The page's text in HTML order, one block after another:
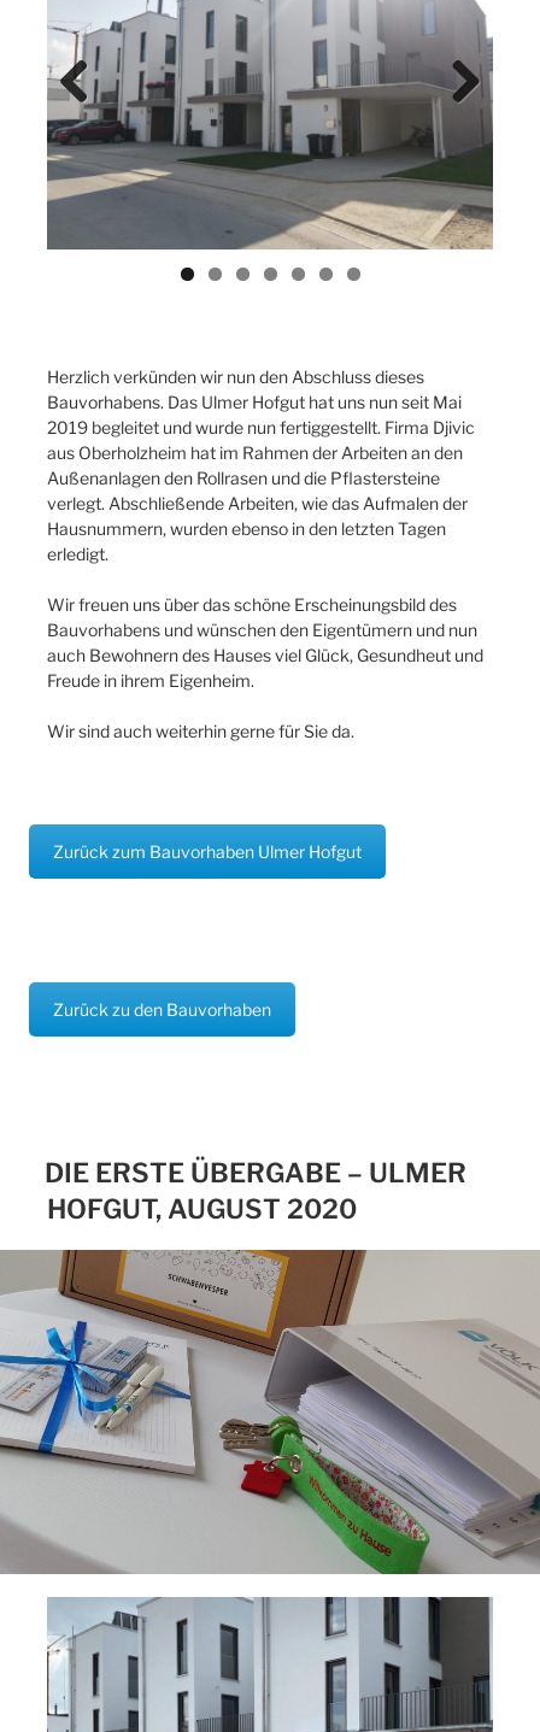
Previ
ous
Herzlich verkünden wir nun den Abschluss dieses
Bauvorhabens. Das Ulmer Hofgut hat uns nun seit Mai
2019 begleitet und wurde nun fertiggestellt. Firma Djivic
aus Oberholzheim hat im Rahmen der Arbeiten an den
Außenanlagen den Rollrasen und die Pflastersteine
verlegt. Abschließende Arbeiten, wie das Aufmalen der
Hausnummern, wurden ebenso in den letzten Tagen
erledigt.
Wir freuen uns über das schöne Erscheinungsbild des
Bauvorhabens und wünschen den Eigentümern und nun
auch Bewohnern des Hauses viel Glück, Gesundheut und
Freude in ihrem Eigenheim.
Wir sind auch weiterhin gerne für Sie da.
Zurück zum Bauvorhaben Ulmer Hofgut
Zurück zu den Bauvorhaben
DIE ERSTE ÜBERGABE – ULMER
HOFGUT, AUGUST 2020